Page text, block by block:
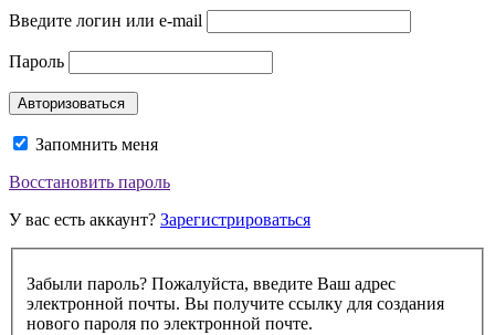
Введите логин или e-mail
Пароль
Запомнить меня
Восстановить пароль
У вас есть аккаунт? Зарегистрироваться
Забыли пароль? Пожалуйста, введите Ваш адрес
электронной почты. Вы получите ссылку для создания
нового пароля по электронной почте.